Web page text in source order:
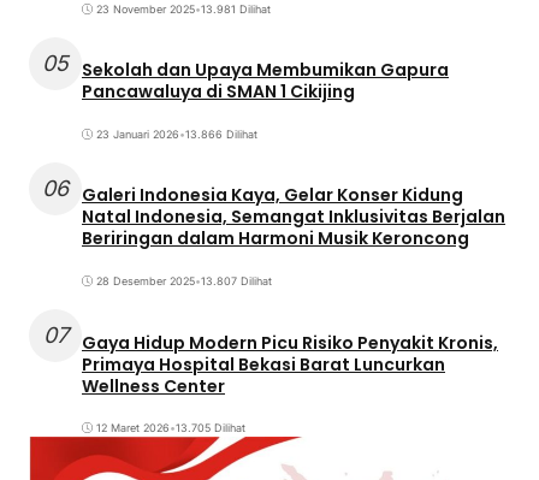
23 November 2025•13.981 Dilihat
05 Sekolah dan Upaya Membumikan Gapura
Pancawaluya di SMAN 1 Cikijing
23 Januari 2026•13.866 Dilihat
06 Galeri Indonesia Kaya, Gelar Konser Kidung
Natal Indonesia, Semangat Inklusivitas Berjalan
Beriringan dalam Harmoni Musik Keroncong
28 Desember 2025•13.807 Dilihat
07
Gaya Hidup Modern Picu Risiko Penyakit Kronis,
Primaya Hospital Bekasi Barat Luncurkan
Wellness Center
12 Maret 2026•13.705 Dilihat